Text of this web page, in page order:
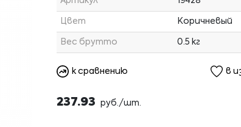
Цвет Коричневый
Вес брутто 0.5 кг
к сравнению в
237.93 руб./шт.